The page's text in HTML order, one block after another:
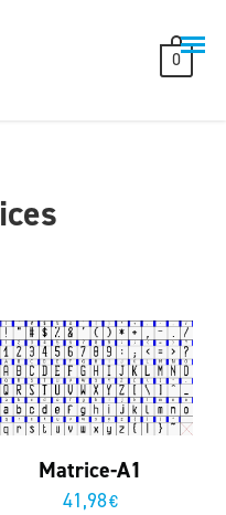
0
Matrice-A1
41,98€